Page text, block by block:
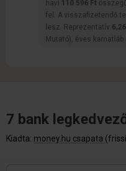
havi 110 596 Ft
fel. A visszafizetendő
lesz. Reprezentatív
Mutató), éves kamatláb
7 bank
Kiadta: money.hu csapata